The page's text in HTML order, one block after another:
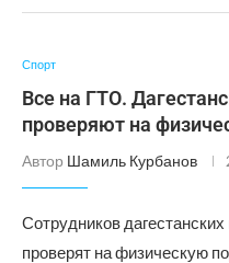
Спорт
Все на ГТО.
проверяют на
Автор Шамиль Курбанов
Сотрудников
проверят на физическую